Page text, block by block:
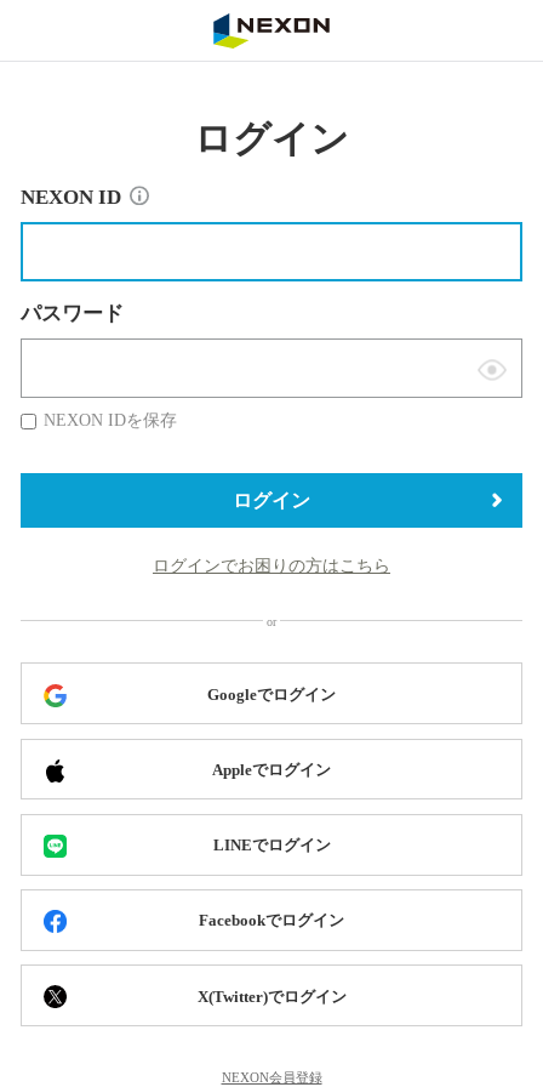
ログイン
NEXON ID
パスワード
表
替
NEXON IDを保存
ログイン
ログインでお困りの方はこちら
Googleでログイン
Appleでログイン
LINEでログイン
Facebookでログイン
X(Twitter)でログイン
NEXON会員登録